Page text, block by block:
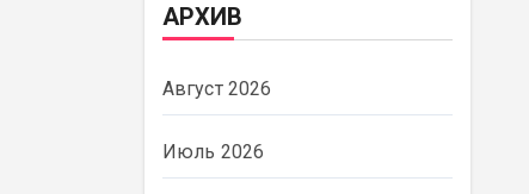
АРХИВ
Август 2026
Июль 2026